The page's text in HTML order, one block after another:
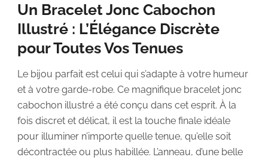
Un Bracelet Jonc Cabochon
Illustré : L’Élégance Discrète
pour Toutes Vos Tenues
Le bijou parfait est celui qui s’adapte à votre humeur
et à votre garde-robe. Ce magnifique bracelet jonc
cabochon illustré a été conçu dans cet esprit. À la
fois discret et délicat, il est la touche finale idéale
pour illuminer n’importe quelle tenue, qu’elle soit
décontractée ou plus habillée. L’anneau, d’une belle